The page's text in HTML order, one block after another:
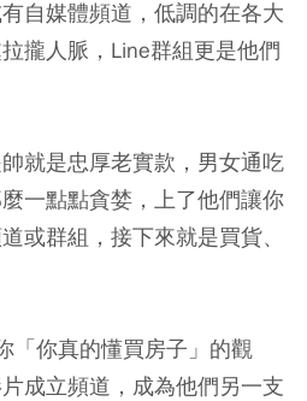
自媒體頻道，低調的在各大
攏人脈，Line群組更是他們
就是忠厚老實款，男女通吃
一點點貪婪，上了他們讓你
或群組，接下來就是買貨、
「你真的懂買房子」的觀
成立頻道，成為他們另一支